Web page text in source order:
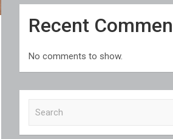
Recent
No comments to show.